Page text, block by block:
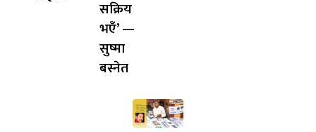
सक्रिय
भएँ’ —
सुष्मा
बस्नेत